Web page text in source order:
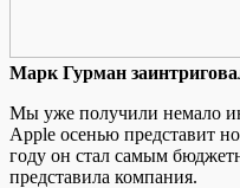
Мaрк Гурмaн
Мы уже получили немало
Apple осенью представит
году он стал самым
представила компания.